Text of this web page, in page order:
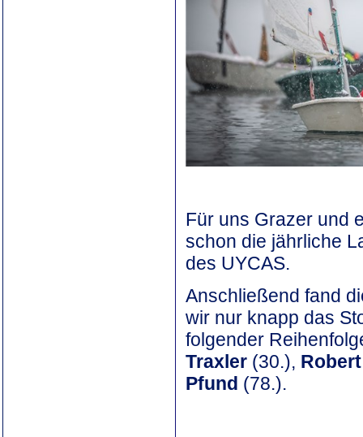
Für uns Grazer und
schon die jährliche
des UYCAS.
Anschließend fand
wir nur knapp das
folgender
Traxler (30.),
Pfund (78.).